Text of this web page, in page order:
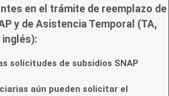
en el trámite de reemplazo de
y de Asistencia Temporal (TA,
solicitudes de subsidios SNAP
aún pueden solicitar el